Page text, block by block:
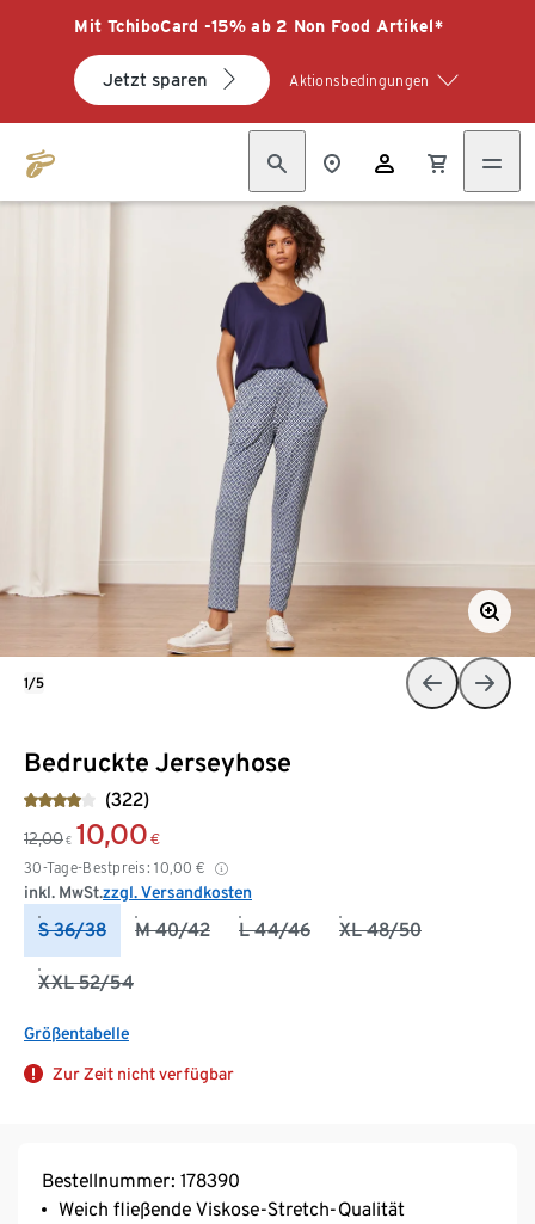
Mit TchiboCard -15% ab 2 Non Food Artikel*
Jetzt sparen Aktionsbedingungen
Bedruckte Jerseyhose
(322)
12,00 € 10,00 €
30-Tage-Bestpreis: 10,00 €
inkl. MwSt.zzgl. Versandkosten
S 36/38 M 40/42 L 44/46 XL 48/50
XXL 52/54
Größentabelle
Zur Zeit nicht verfügbar
1/5
Bestellnummer: 178390
Weich fließende Viskose-Stretch-Qualität